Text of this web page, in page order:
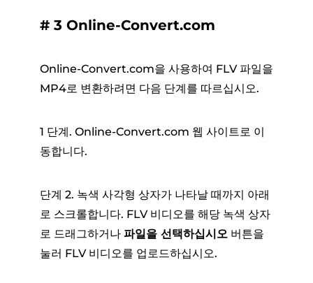
# 3 Online-Convert.com
Online-Convert.com을 사용하여 FLV 파일을
MP4로 변환하려면 다음 단계를 따르십시오.
1 단계. Online-Convert.com 웹 사이트로 이
동합니다.
단계 2. 녹색 사각형 상자가 나타날 때까지 아래
로 스크롤합니다. FLV 비디오를 해당 녹색 상자
로 드래그하거나 파일을 선택하십시오버튼을
눌러 FLV 비디오를 업로드하십시오.